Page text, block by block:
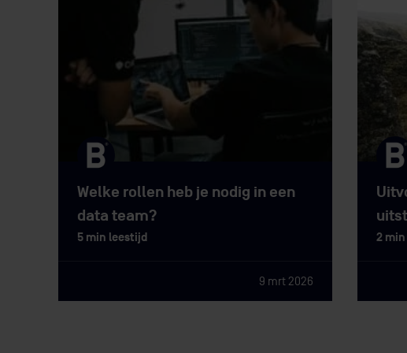
Welke rollen heb je nodig in een
data team?
5 min leestijd
9 mrt 2026
2